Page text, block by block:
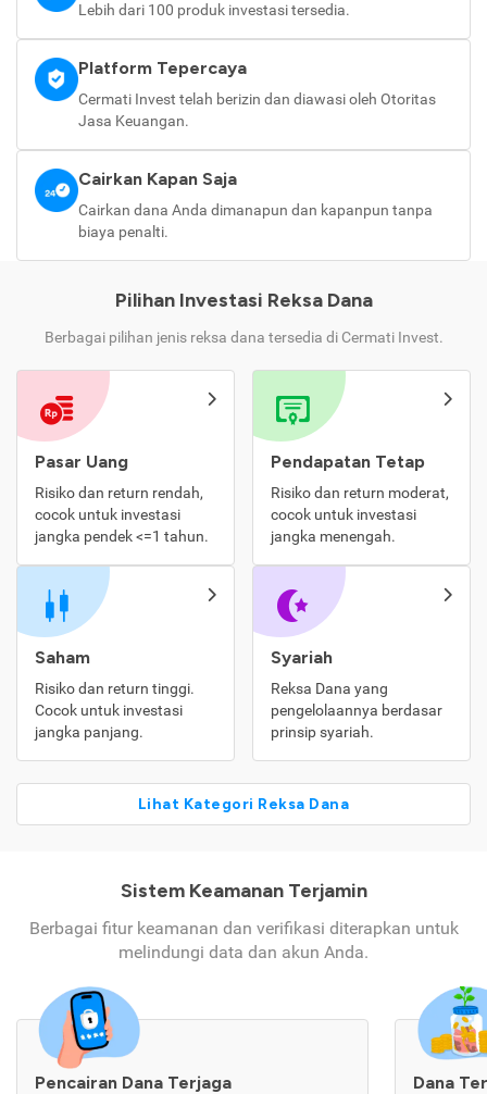
Lebih dari 100 produk investasi tersedia.
Platform Tepercaya
Cermati Invest telah berizin dan diawasi oleh Otoritas
Jasa Keuangan.
Cairkan Kapan Saja
Cairkan dana Anda dimanapun dan kapanpun tanpa
biaya penalti.
Pilihan Investasi Reksa Dana
Berbagai pilihan jenis reksa dana tersedia di Cermati Invest.
Pasar Uang
Risiko dan return rendah,
cocok untuk investasi
jangka pendek <=1 tahun.
Pendapatan Tetap
Risiko dan return moderat,
cocok untuk investasi
jangka menengah.
Saham
Risiko dan return tinggi.
Cocok untuk investasi
jangka panjang.
Syariah
Reksa Dana yang
pengelolaannya berdasar
prinsip syariah.
Lihat Kategori Reksa Dana
Sistem Keamanan Terjamin
Berbagai fitur keamanan dan verifikasi diterapkan untuk
melindungi data dan akun Anda.
Pencairan Dana Terjaga Dana